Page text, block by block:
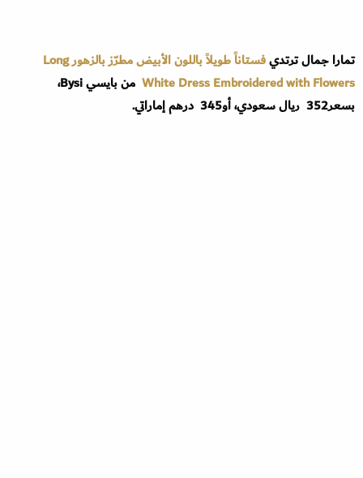
تمارا جمال ترتدي
فستاناً طويلاً باللون الأبيض مطرّز بالزهور Long
White Dress Embroidered with Flowers
من بايسي Bysi،
بسعر352 ريال سعودي، أو345 درهم إماراتي.